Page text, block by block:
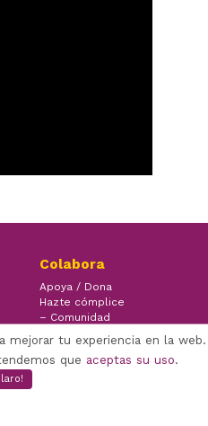
Colabora
Apoya / Dona
Hazte cómplice
– Comunidad
mejorar tu experiencia en la web.
que aceptas su uso.